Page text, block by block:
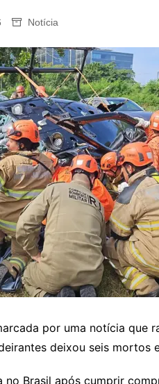
Notícia
por uma notícia que
deixou seis mortos
Brasil após cumprir